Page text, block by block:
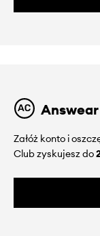
Załóż konto i
Club zyskujesz do